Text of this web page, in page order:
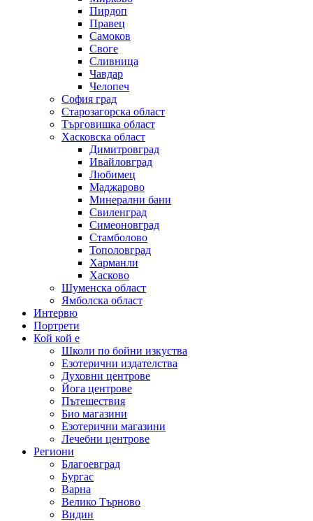
Пирдоп
Правец
Самоков
Своге
Сливница
Чавдар
Челопеч
София град
Старозагорска област
Търговишка област
Хасковска област
Димитровград
Ивайловград
Любимец
Маджарово
Минерални бани
Свиленград
Симеоновград
Стамболово
Тополовград
Харманли
Хасково
Шуменска област
Ямболска област
Интервю
Портрети
Кой кой е
Школи по бойни изкуства
Езотерични издателства
Духовни центрове
Йога центрове
Пътешествия
Био магазини
Езотерични магазини
Лечебни центрове
Региони
Благоевград
Бургас
Варна
Велико Търново
Видин